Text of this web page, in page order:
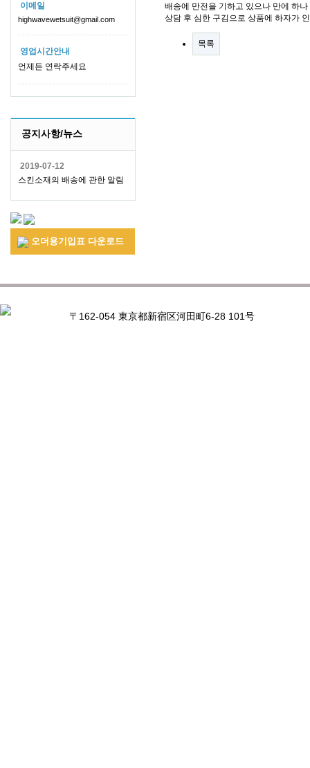
이메일
highwavewetsuit@gmail.com
영업시간안내
언제든 연락주세요
공지사항/뉴스
2019-07-12
스킨소재의 배송에 관한 알림
오더용기입표 다운로드
배송에 만전을 기하고 있으나 만에 하
상담 후 심한 구김으로 상품에 하자가
목록
〒162-054 東京都新宿区河田町6-28 101号